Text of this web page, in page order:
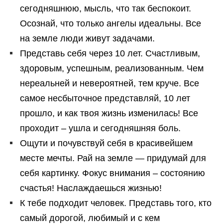
сегодняшнюю, мысль, что так беспокоит.
Осознай, что только ангелы идеальны. Все
на земле люди живут задачами.
Представь себя через 10 лет. Счастливым,
здоровым, успешным, реализованным. Чем
нереальней и невероятней, тем круче. Все
самое несбыточное представляй, 10 лет
прошло, и как твоя жизнь изменилась! Все
проходит – ушла и сегодняшняя боль.
Ощути и почувствуй себя в красивейшем
месте мечты. Рай на земле — придумай для
себя картинку. Фокус внимания – состоянию
счастья! Наслаждаешься жизнью!
К тебе подходит человек. Представь того, кто
самый дорогой, любимый и с кем